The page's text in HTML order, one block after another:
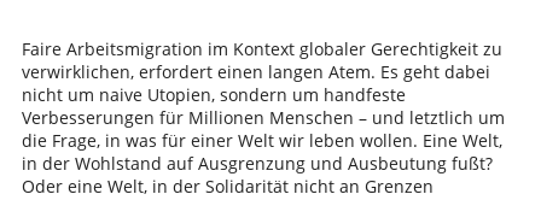
Faire Arbeitsmigration im Kontext globaler Gerechtigkeit zu
verwirklichen, erfordert einen langen Atem. Es geht dabei
nicht um naive Utopien, sondern um handfeste
Verbesserungen für Millionen Menschen – und letztlich um
die Frage, in was für einer Welt wir leben wollen. Eine Welt,
in der Wohlstand auf Ausgrenzung und Ausbeutung fußt?
Oder eine Welt, in der Solidarität nicht an Grenzen